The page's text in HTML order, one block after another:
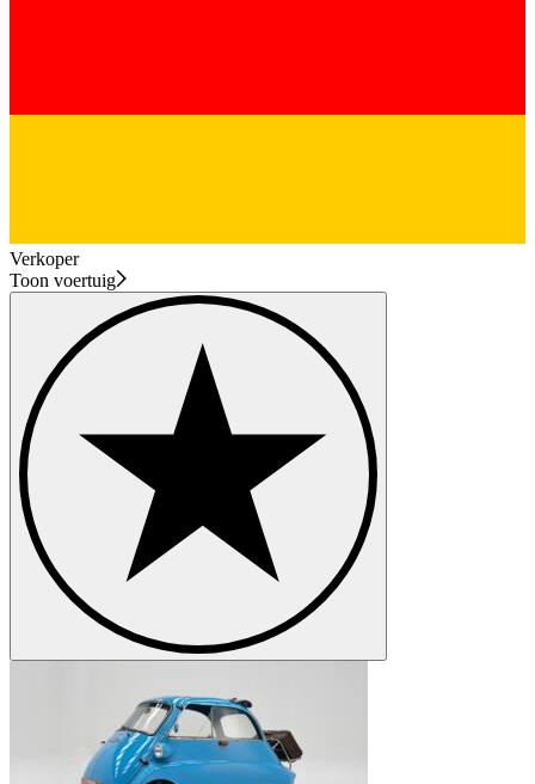
Verkoper
Toon voertuig